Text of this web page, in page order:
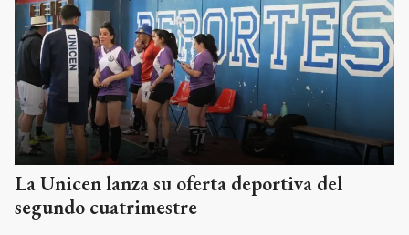
La Unicen lanza su oferta deportiva del
segundo cuatrimestre